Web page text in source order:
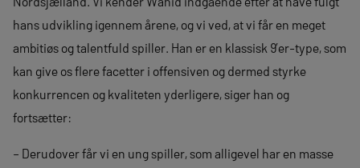
hans udvikling igennem årene, og vi ved, at vi får en meget
ambitiøs og talentfuld spiller. Han er en klassisk 9’er-type, som
kan give os flere facetter i offensiven og dermed styrke
konkurrencen og kvaliteten yderligere, siger han og
fortsætter:
– Derudover får vi en ung spiller, som alligevel har en masse